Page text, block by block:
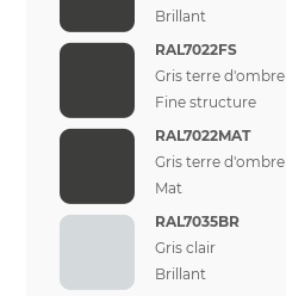
Brillant
RAL7022FS
Gris terre d'ombre
Fine structure
RAL7022MAT
Gris terre d'ombre
Mat
RAL7035BR
Gris clair
Brillant